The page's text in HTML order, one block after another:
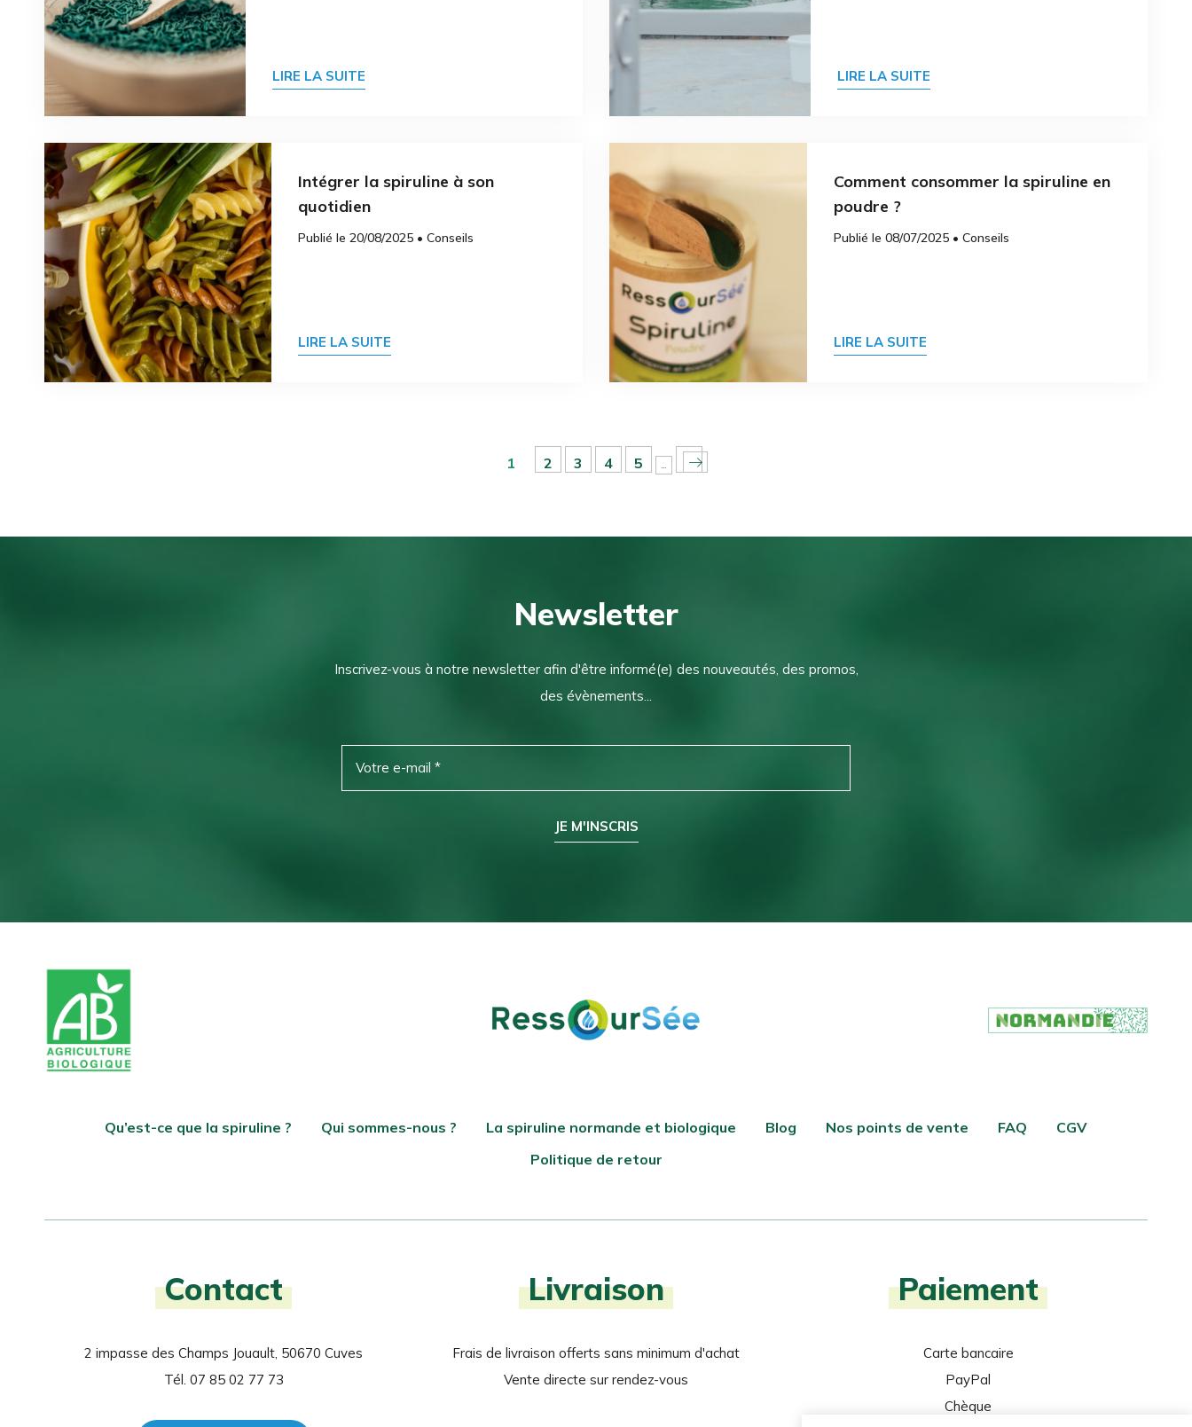
LIRE LA SUITE LIRE LA SUITE
Intégrer la spiruline à son
quotidien
Publié le 20/08/2025 • Conseils
LIRE LA SUITE
Comment consommer la spiruline en
poudre ?
Publié le 08/07/2025 • Conseils
LIRE LA SUITE
1 2 3 4 5 …
Newsletter
Inscrivez-vous à notre newsletter afin d'être informé(e) des nouveautés, des promos,
des évènements...
Qu’est-ce que la spiruline ? Qui sommes-nous ? La spiruline normande et biologique Blog Nos points de vente FAQ
CGV
Politique de retour
Contact
2 impasse des Champs Jouault, 50670 Cuves
Tél. 07 85 02 77 73
Livraison
Frais de livraison offerts sans minimum d'achat
Vente directe sur rendez-vous
Paiement
Carte bancaire
PayPal
Chèque